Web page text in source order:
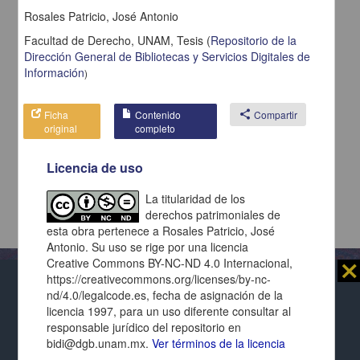
Al usar este repositorio estás aceptando sus
términos y condiciones de uso, y te obligas a
respetar los derechos expresados en las
de cada página y de cada documento presentado.
⨯
Repositorio Institucional de la
Universidad Nacional Autónoma de México
Rosales Patricio, José Antonio
Facultad de Derecho, UNAM, Tesis (Repositorio de la
Dirección General de Bibliotecas y Servicios Digitales de
Información)
Ficha
original
Contenido
completo
share Compartir
Licencia de uso
La titularidad de los
derechos patrimoniales de
esta obra pertenece a Rosales Patricio, José
Antonio. Su uso se rige por una licencia
Creative Commons BY-NC-ND 4.0 Internacional,
https://creativecommons.org/licenses/by-nc-
nd/4.0/legalcode.es, fecha de asignación de la
licencia 1997, para un uso diferente consultar al
responsable jurídico del repositorio en
bidi@dgb.unam.mx.Ver términos de la licencia